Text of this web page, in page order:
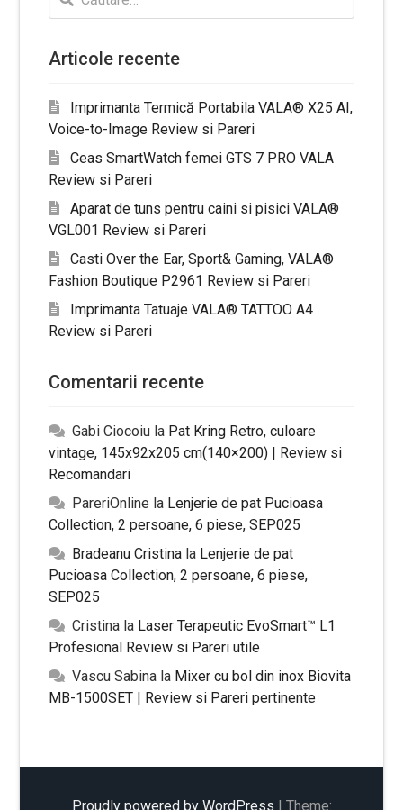
după:
Articole recente
Imprimanta Termică Portabila VALA® X25 AI,
Voice-to-Image Review si Pareri
Ceas SmartWatch femei GTS 7 PRO VALA
Review si Pareri
Aparat de tuns pentru caini si pisici VALA®
VGL001 Review si Pareri
Casti Over the Ear, Sport& Gaming, VALA®
Fashion Boutique P2961 Review si Pareri
Imprimanta Tatuaje VALA® TATTOO A4
Review si Pareri
Comentarii recente
Gabi Ciocoiu la Pat Kring Retro, culoare
vintage, 145x92x205 cm(140×200) | Review si
Recomandari
PareriOnline la Lenjerie de pat Pucioasa
Collection, 2 persoane, 6 piese, SEP025
Bradeanu Cristina la Lenjerie de pat
Pucioasa Collection, 2 persoane, 6 piese,
SEP025
Cristina la Laser Terapeutic EvoSmart™ L1
Profesional Review si Pareri utile
Vascu Sabina la Mixer cu bol din inox Biovita
MB-1500SET | Review si Pareri pertinente
Proudly powered by WordPress | Theme: